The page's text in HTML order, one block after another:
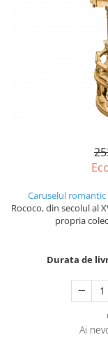
Caruselul romantic
Rococo, din secolul al
propria
Durata de
Ai